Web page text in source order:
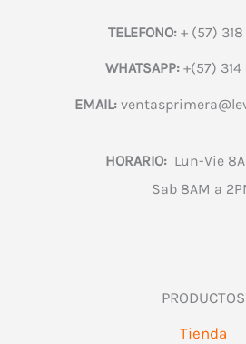
TELEFONO:+ (57) 318
WHATSAPP:+(57) 314
EMAIL:
HORARIO:Lun-Vie
Sab 8AM a
PRODUCTOS
Tienda